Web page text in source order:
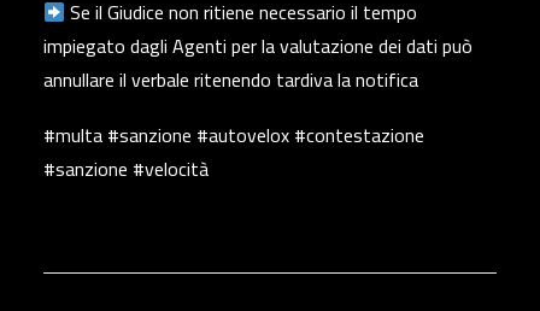
Se il Giudice non ritiene necessario il tempo
impiegato dagli Agenti per la valutazione dei dati può
annullare il verbale ritenendo tardiva la notifica
#multa #sanzione #autovelox #contestazione
#sanzione #velocità